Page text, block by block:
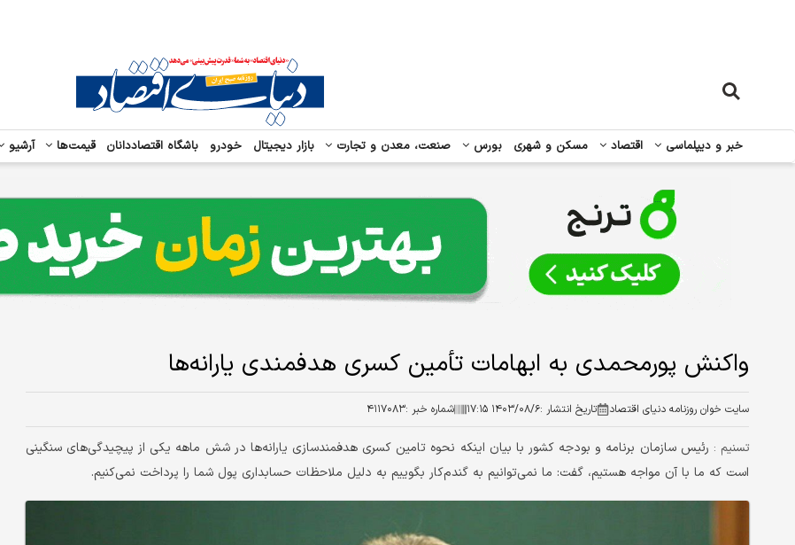
خبر و دیپلماسی اقتصاد مسکن و شهری بورس صنعت، معدن و تجارت بازار دیجیتال خودرو باشگاه اقتصاددانان قیمت‌ها آرشیو
واکنش پورمحمدی به ابهامات تأمین کسری هدفمندی یارانه‌ها
سایت خوان روزنامه دنیای اقتصاد تاریخ انتشار :۱۴۰۳/۰۸/۶ ۱۷:۱۵ شماره خبر :۴۱۱۷۰۸۳
تسنیم : رئیس سازمان برنامه و بودجه کشور با بیان اینکه نحوه تامین کسری هدفمندسازی یارانه‌ها در شش ماهه یکی از پیچیدگی‌های سنگینی
است که ما با آن مواجه هستیم، گفت: ما نمی‌توانیم به گندم‌کار بگوییم به دلیل ملاحظات حسابداری پول شما را پرداخت نمی‌کنیم.